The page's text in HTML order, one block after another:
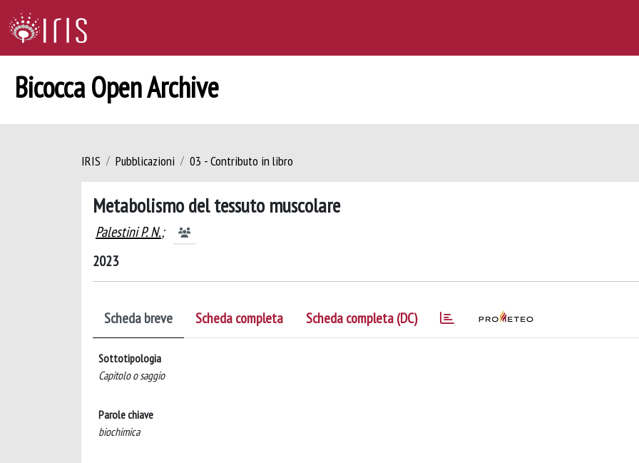
Bicocca Open Archive
IRIS Pubblicazioni 03 - Contributo in libro
Metabolismo del tessuto muscolare
Palestini P. N.;
2023
Scheda breve Scheda completa Scheda completa (DC)
Sottotipologia
Capitolo o saggio
Parole chiave
biochimica